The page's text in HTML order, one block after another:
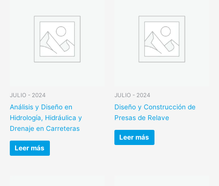
JULIO - 2024
Análisis y Diseño en
Hidrología, Hidráulica y
Drenaje en Carreteras
Leer más
JULIO - 2024
Diseño y Construcción de
Presas de Relave
Leer más